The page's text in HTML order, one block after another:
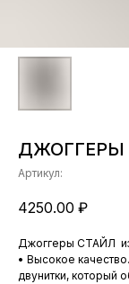
ДЖОГГЕРЫ
Артикул:
4250.00 ₽
Джоггеры СТАЙЛ из
• Высокое
двунитки, который